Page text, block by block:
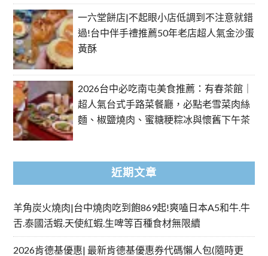
一六堂餅店|不起眼小店低調到不注意就錯
過!台中伴手禮推薦50年老店超人氣金沙蛋
黃酥
2026台中必吃南屯美食推薦：有春茶館｜
超人氣台式手路菜餐廳，必點老雪菜肉絲
麵、椒鹽燒肉、蜜糖粳粽冰與懷舊下午茶
近期文章
羊角炭火燒肉|台中燒肉吃到飽869起!爽嗑日本A5和牛.牛
舌.泰國活蝦.天使紅蝦.生啤等百種食材無限續
2026肯德基優惠| 最新肯德基優惠券代碼懶人包(隨時更